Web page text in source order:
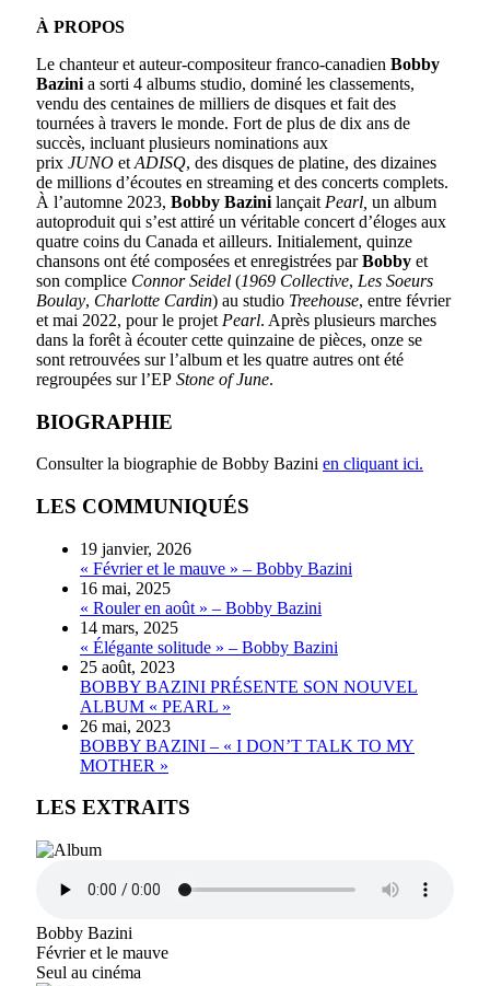
À PROPOS
Le chanteur et auteur-compositeur franco-canadien Bobby
Bazini a sorti 4 albums studio, dominé les classements,
vendu des centaines de milliers de disques et fait des
tournées à travers le monde. Fort de plus de dix ans de
succès, incluant plusieurs nominations aux
prix JUNO et ADISQ, des disques de platine, des dizaines
de millions d’écoutes en streaming et des concerts complets.
À l’automne 2023, Bobby Bazini lançait Pearl, un album
autoproduit qui s’est attiré un véritable concert d’éloges aux
quatre coins du Canada et ailleurs. Initialement, quinze
chansons ont été composées et enregistrées parBobby et
son complice Connor Seidel (1969 Collective, Les Soeurs
Boulay, Charlotte Cardin) au studio Treehouse, entre février
et mai 2022, pour le projet Pearl. Après plusieurs marches
dans la forêt à écouter cette quinzaine de pièces, onze se
sont retrouvées sur l’album et les quatre autres ont été
regroupées sur l’EP Stone of June.
BIOGRAPHIE
Consulter la biographie de Bobby Bazini en cliquant ici.
LES COMMUNIQUÉS
19 janvier, 2026
« Février et le mauve » – Bobby Bazini
16 mai, 2025
« Rouler en août » – Bobby Bazini
14 mars, 2025
« Élégante solitude » – Bobby Bazini
25 août, 2023
BOBBY BAZINI PRÉSENTE SON NOUVEL
ALBUM « PEARL »
26 mai, 2023
BOBBY BAZINI – « I DON’T TALK TO MY
MOTHER »
LES EXTRAITS
Bobby Bazini
Février et le mauve
Seul au cinéma